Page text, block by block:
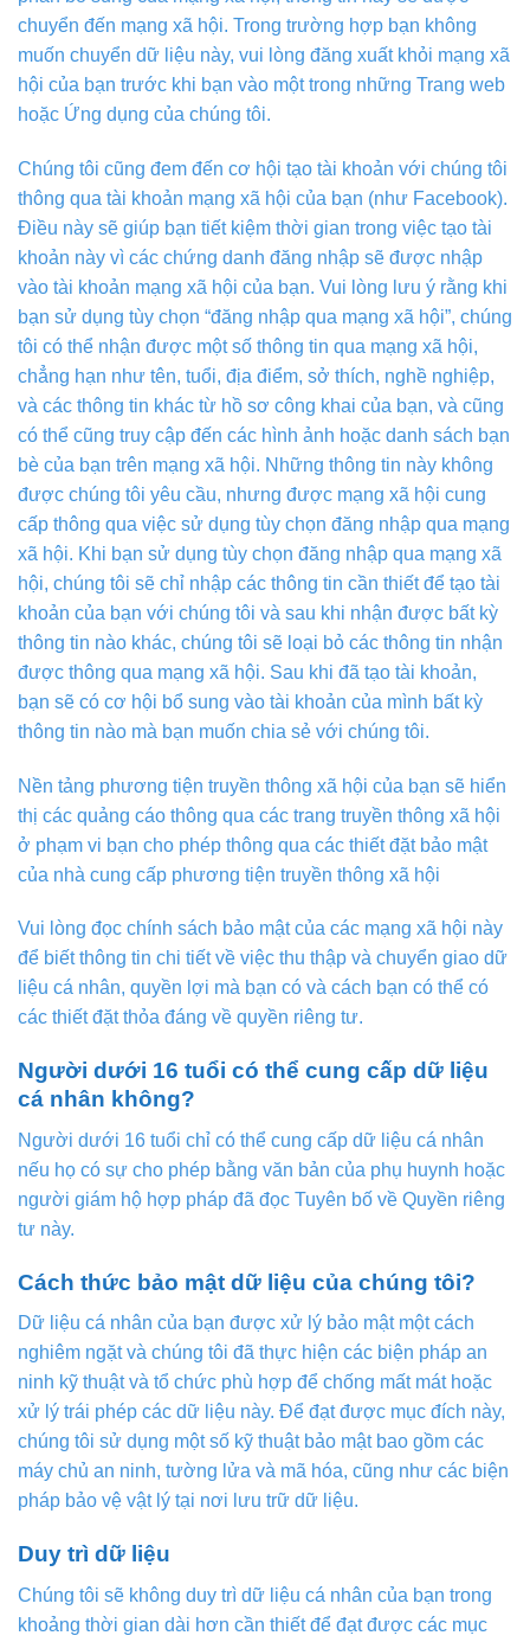
chuyển đến mạng xã hội. Trong trường hợp bạn không
muốn chuyển dữ liệu này, vui lòng đăng xuất khỏi mạng xã
hội của bạn trước khi bạn vào một trong những Trang web
hoặc Ứng dụng của chúng tôi.
Chúng tôi cũng đem đến cơ hội tạo tài khoản với chúng tôi
thông qua tài khoản mạng xã hội của bạn (như Facebook).
Điều này sẽ giúp bạn tiết kiệm thời gian trong việc tạo tài
khoản này vì các chứng danh đăng nhập sẽ được nhập
vào tài khoản mạng xã hội của bạn. Vui lòng lưu ý rằng khi
bạn sử dụng tùy chọn “đăng nhập qua mạng xã hội”, chúng
tôi có thể nhận được một số thông tin qua mạng xã hội,
chẳng hạn như tên, tuổi, địa điểm, sở thích, nghề nghiệp,
và các thông tin khác từ hồ sơ công khai của bạn, và cũng
có thể cũng truy cập đến các hình ảnh hoặc danh sách bạn
bè của bạn trên mạng xã hội. Những thông tin này không
được chúng tôi yêu cầu, nhưng được mạng xã hội cung
cấp thông qua việc sử dụng tùy chọn đăng nhập qua mạng
xã hội. Khi bạn sử dụng tùy chọn đăng nhập qua mạng xã
hội, chúng tôi sẽ chỉ nhập các thông tin cần thiết để tạo tài
khoản của bạn với chúng tôi và sau khi nhận được bất kỳ
thông tin nào khác, chúng tôi sẽ loại bỏ các thông tin nhận
được thông qua mạng xã hội. Sau khi đã tạo tài khoản,
bạn sẽ có cơ hội bổ sung vào tài khoản của mình bất kỳ
thông tin nào mà bạn muốn chia sẻ với chúng tôi.
Nền tảng phương tiện truyền thông xã hội của bạn sẽ hiển
thị các quảng cáo thông qua các trang truyền thông xã hội
ở phạm vi bạn cho phép thông qua các thiết đặt bảo mật
của nhà cung cấp phương tiện truyền thông xã hội
Vui lòng đọc chính sách bảo mật của các mạng xã hội này
để biết thông tin chi tiết về việc thu thập và chuyển giao dữ
liệu cá nhân, quyền lợi mà bạn có và cách bạn có thể có
các thiết đặt thỏa đáng về quyền riêng tư.
Người dưới 16 tuổi có thể cung cấp dữ liệu
cá nhân không?
Người dưới 16 tuổi chỉ có thể cung cấp dữ liệu cá nhân
nếu họ có sự cho phép bằng văn bản của phụ huynh hoặc
người giám hộ hợp pháp đã đọc Tuyên bố về Quyền riêng
tư này.
Cách thức bảo mật dữ liệu của chúng tôi?
Dữ liệu cá nhân của bạn được xử lý bảo mật một cách
nghiêm ngặt và chúng tôi đã thực hiện các biện pháp an
ninh kỹ thuật và tổ chức phù hợp để chống mất mát hoặc
xử lý trái phép các dữ liệu này. Để đạt được mục đích này,
chúng tôi sử dụng một số kỹ thuật bảo mật bao gồm các
máy chủ an ninh, tường lửa và mã hóa, cũng như các biện
pháp bảo vệ vật lý tại nơi lưu trữ dữ liệu.
Duy trì dữ liệu
Chúng tôi sẽ không duy trì dữ liệu cá nhân của bạn trong
khoảng thời gian dài hơn cần thiết để đạt được các mục